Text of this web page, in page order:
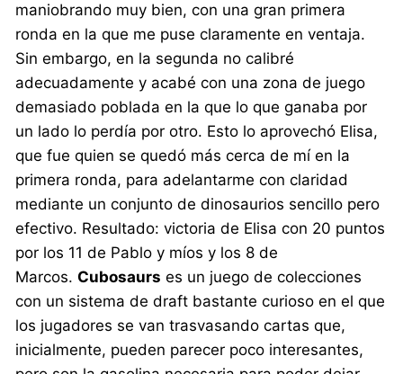
maniobrando muy bien, con una gran primera
ronda en la que me puse claramente en ventaja.
Sin embargo, en la segunda no calibré
adecuadamente y acabé con una zona de juego
demasiado poblada en la que lo que ganaba por
un lado lo perdía por otro. Esto lo aprovechó Elisa,
que fue quien se quedó más cerca de mí en la
primera ronda, para adelantarme con claridad
mediante un conjunto de dinosaurios sencillo pero
efectivo. Resultado: victoria de Elisa con 20 puntos
por los 11 de Pablo y míos y los 8 de
Marcos.Cubosaurs es un juego de colecciones
con un sistema de draft bastante curioso en el que
los jugadores se van trasvasando cartas que,
inicialmente, pueden parecer poco interesantes,